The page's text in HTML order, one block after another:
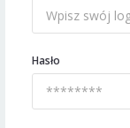
Hasło